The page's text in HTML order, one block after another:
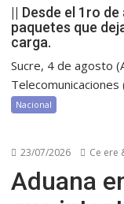
|| Desde el 1ro
paquetes que
carga.
Sucre, 4 de agosto
Telecomunicaciones
Nacional
23/07/2026 Ce ere
Aduana